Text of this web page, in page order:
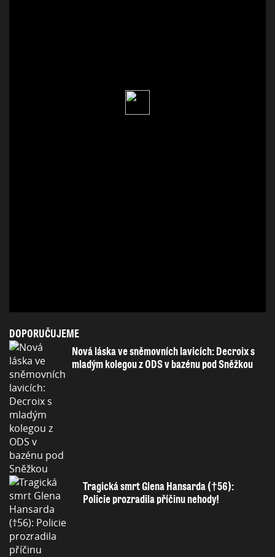
DOPORUČUJEME
Nová láska ve sněmovních lavicích: Decroix s
mladým kolegou z ODS v bazénu pod Sněžkou
Tragická smrt Glena Hansarda (†56):
Policie prozradila příčinu nehody!